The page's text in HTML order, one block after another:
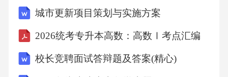
(SAC/TC98)。
城市更新项目策划与实施方案
2026统考专升本高数：高数Ⅰ考点汇编
校长竞聘面试答辩题及答案(精心)